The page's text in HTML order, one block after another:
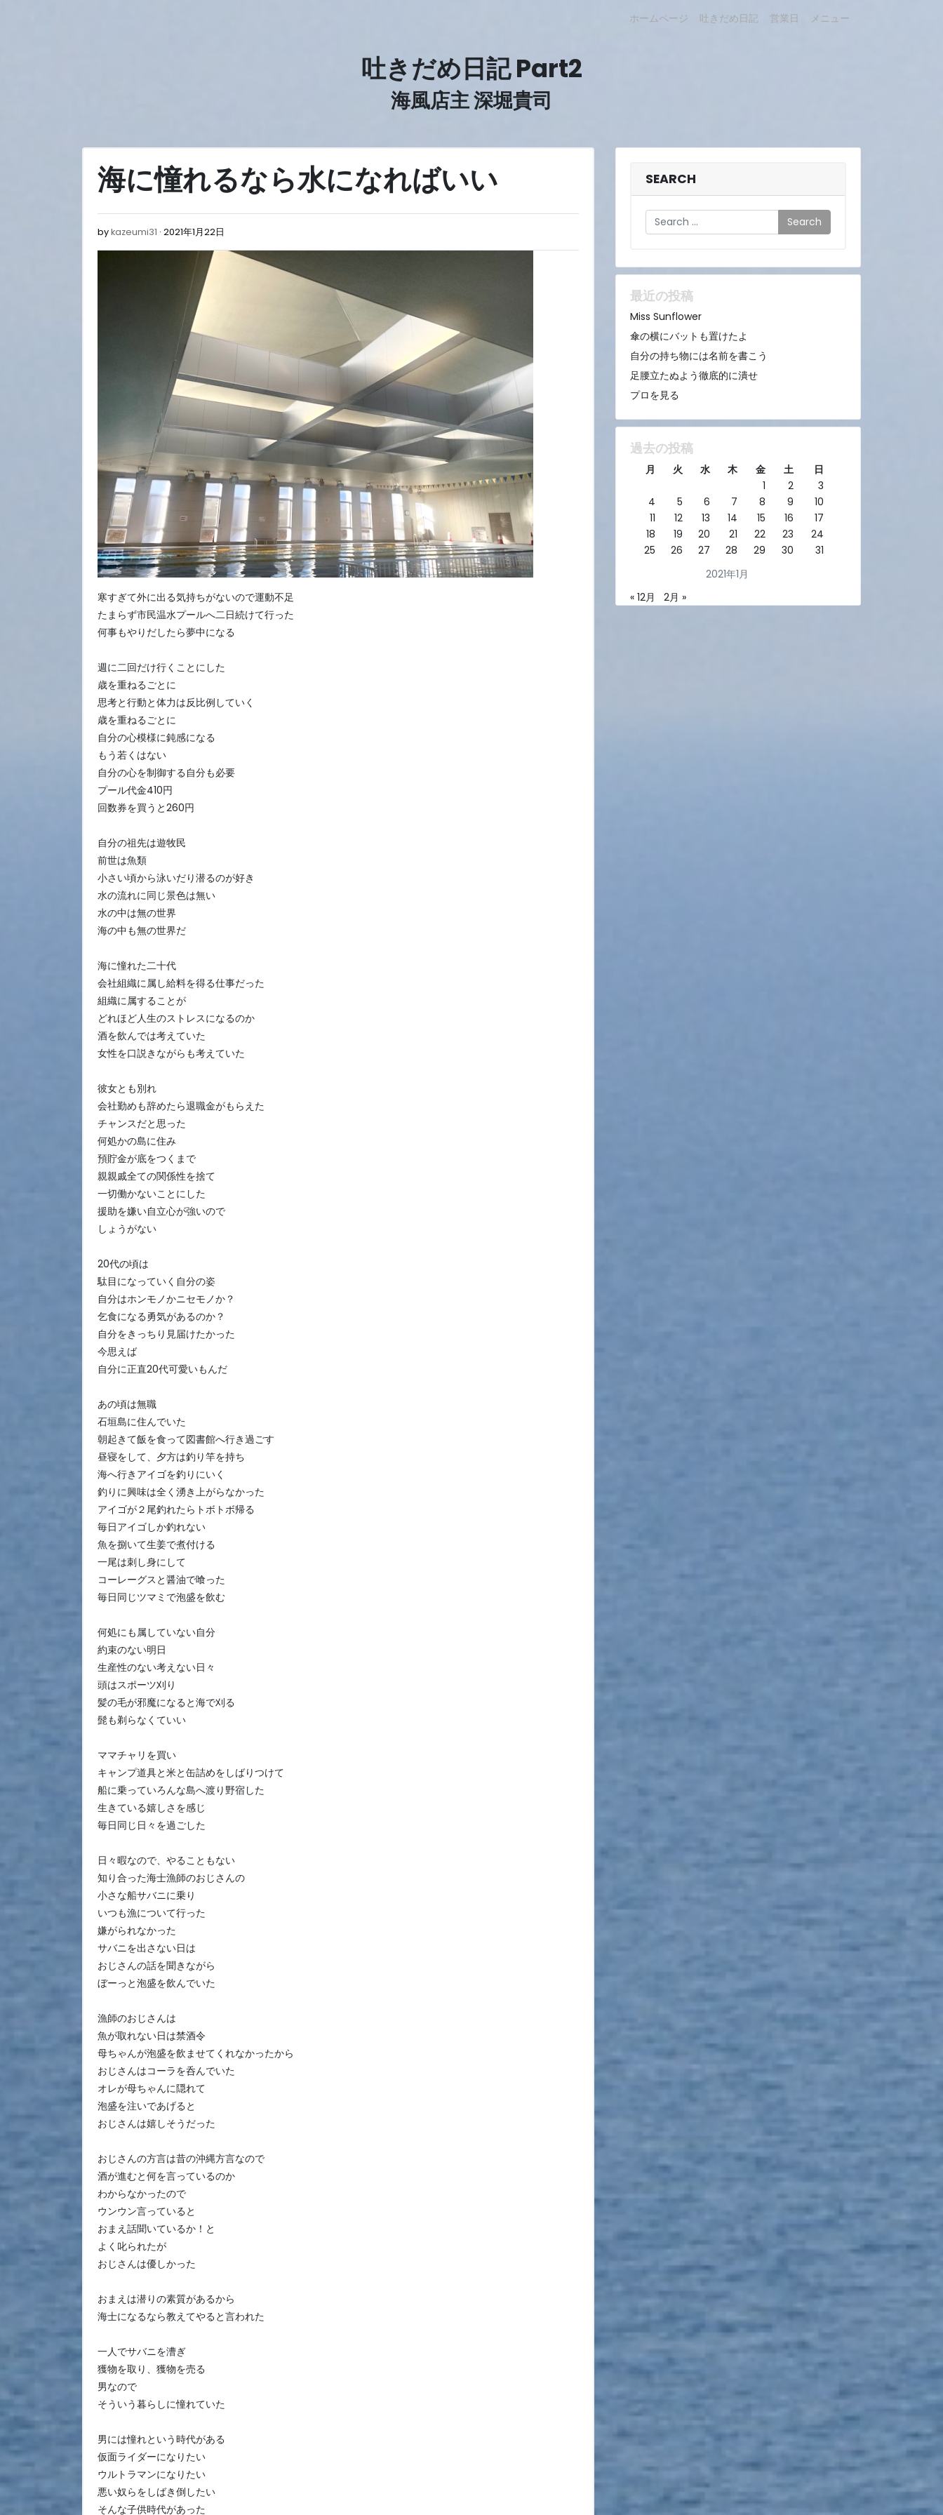
ホームページ 吐きだめ日記 営業日 メニュー
吐きだめ日記 Part2
海風店主 深堀貴司
海に憧れるなら水になればいい
bykazeumi31 2021年1月22日
寒すぎて外に出る気持ちがないので運動不足
たまらず市民温水プールへ二日続けて行った
何事もやりだしたら夢中になる
週に二回だけ行くことにした
歳を重ねるごとに
思考と行動と体力は反比例していく
歳を重ねるごとに
自分の心模様に鈍感になる
もう若くはない
自分の心を制御する自分も必要
プール代金410円
回数券を買うと260円
自分の祖先は遊牧民
前世は魚類
小さい頃から泳いだり潜るのが好き
水の流れに同じ景色は無い
水の中は無の世界
海の中も無の世界だ
海に憧れた二十代
会社組織に属し給料を得る仕事だった
組織に属することが
どれほど人生のストレスになるのか
酒を飲んでは考えていた
女性を口説きながらも考えていた
彼女とも別れ
会社勤めも辞めたら退職金がもらえた
チャンスだと思った
何処かの島に住み
預貯金が底をつくまで
親親戚全ての関係性を捨て
一切働かないことにした
援助を嫌い自立心が強いので
しょうがない
20代の頃は
駄目になっていく自分の姿
自分はホンモノかニセモノか？
乞食になる勇気があるのか？
自分をきっちり見届けたかった
今思えば
自分に正直20代可愛いもんだ
あの頃は無職
石垣島に住んでいた
朝起きて飯を食って図書館へ行き過ごす
昼寝をして、夕方は釣り竿を持ち
海へ行きアイゴを釣りにいく
釣りに興味は全く湧き上がらなかった
アイゴが２尾釣れたらトボトボ帰る
毎日アイゴしか釣れない
魚を捌いて生姜で煮付ける
一尾は刺し身にして
コーレーグスと醤油で喰った
毎日同じツマミで泡盛を飲む
何処にも属していない自分
約束のない明日
生産性のない考えない日々
頭はスポーツ刈り
髪の毛が邪魔になると海で刈る
髭も剃らなくていい
ママチャリを買い
キャンプ道具と米と缶詰めをしばりつけて
船に乗っていろんな島へ渡り野宿した
生きている嬉しさを感じ
毎日同じ日々を過ごした
日々暇なので、やることもない
知り合った海士漁師のおじさんの
小さな船サバニに乗り
いつも漁について行った
嫌がられなかった
サバニを出さない日は
おじさんの話を聞きながら
ぼーっと泡盛を飲んでいた
漁師のおじさんは
魚が取れない日は禁酒令
母ちゃんが泡盛を飲ませてくれなかったから
おじさんはコーラを呑んでいた
オレが母ちゃんに隠れて
泡盛を注いであげると
おじさんは嬉しそうだった
おじさんの方言は昔の沖縄方言なので
酒が進むと何を言っているのか
わからなかったので
ウンウン言っていると
おまえ話聞いているか！と
よく叱られたが
おじさんは優しかった
おまえは潜りの素質があるから
海士になるなら教えてやると言われた
一人でサバニを漕ぎ
獲物を取り、獲物を売る
男なので
そういう暮らしに憧れていた
男には憧れという時代がある
仮面ライダーになりたい
ウルトラマンになりたい
悪い奴らをしばき倒したい
そんな子供時代があった
SEARCH
Search
最近の投稿
Miss Sunflower
傘の横にバットも置けたよ
自分の持ち物には名前を書こう
足腰立たぬよう徹底的に潰せ
プロを見る
過去の投稿
2021年1月
月 火 水 木 金 土
日
1
2
3
4
5 6 7 8 9
10
11
12 13 14 15 16
17
18
19 20 21 22 23
24
25
26 27 28 29 30 31
« 12月 2月 »